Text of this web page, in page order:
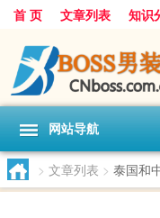
首 页 文章列表 知识
网站导航
> 文章列表 > 泰国和